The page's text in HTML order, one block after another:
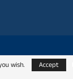
wish. Accept